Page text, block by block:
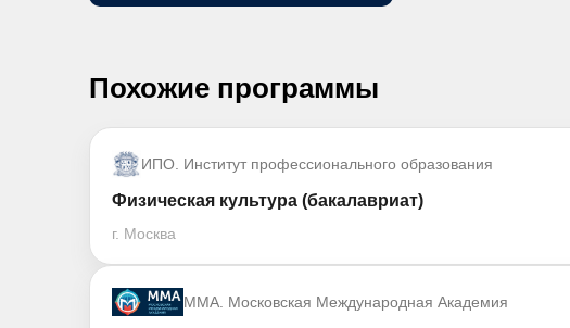
Похожие программы
ИПО. Институт профессионального образования
Физическая культура (бакалавриат)
г. Москва
ММА. Московская Международная Академия